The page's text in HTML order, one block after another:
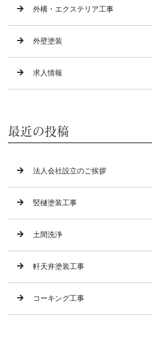
外構・エクステリア工事
外壁塗装
求人情報
最近の投稿
法人会社設立のご挨拶
竪樋塗装工事
土間洗浄
軒天井塗装工事
コーキング工事